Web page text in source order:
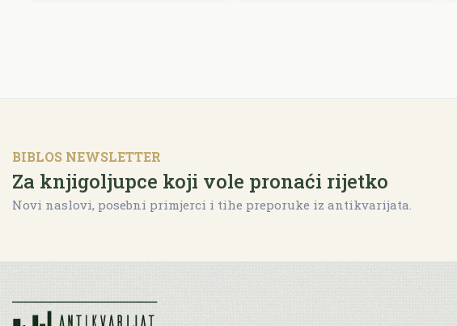
BIBLOS NEWSLETTER
Za knjigoljupce koji vole pronaći rijetko
Novi naslovi, posebni primjerci i tihe preporuke iz antikvarijata.